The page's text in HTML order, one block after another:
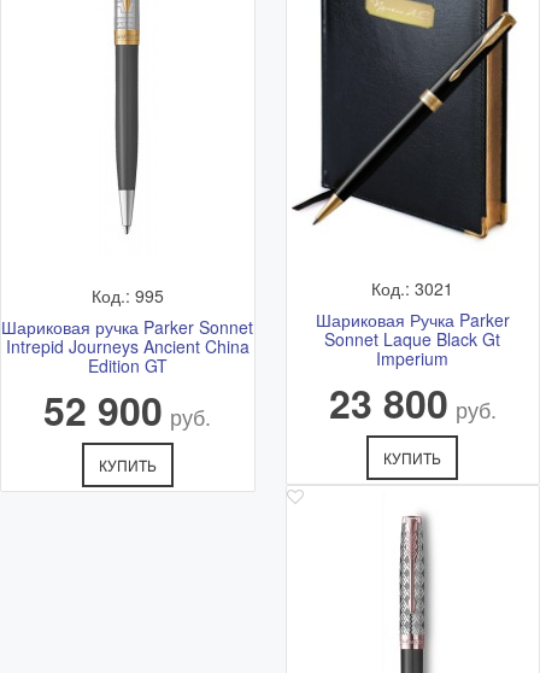
Код.: 995
Шариковая ручка Parker Sonnet
Intrepid Journeys Ancient China
Edition GT
52 900 руб.
КУПИТЬ
Код.: 3021
Шариковая Ручка Parker
Sonnet Laque Black Gt
Imperium
23 800 руб.
КУПИТЬ